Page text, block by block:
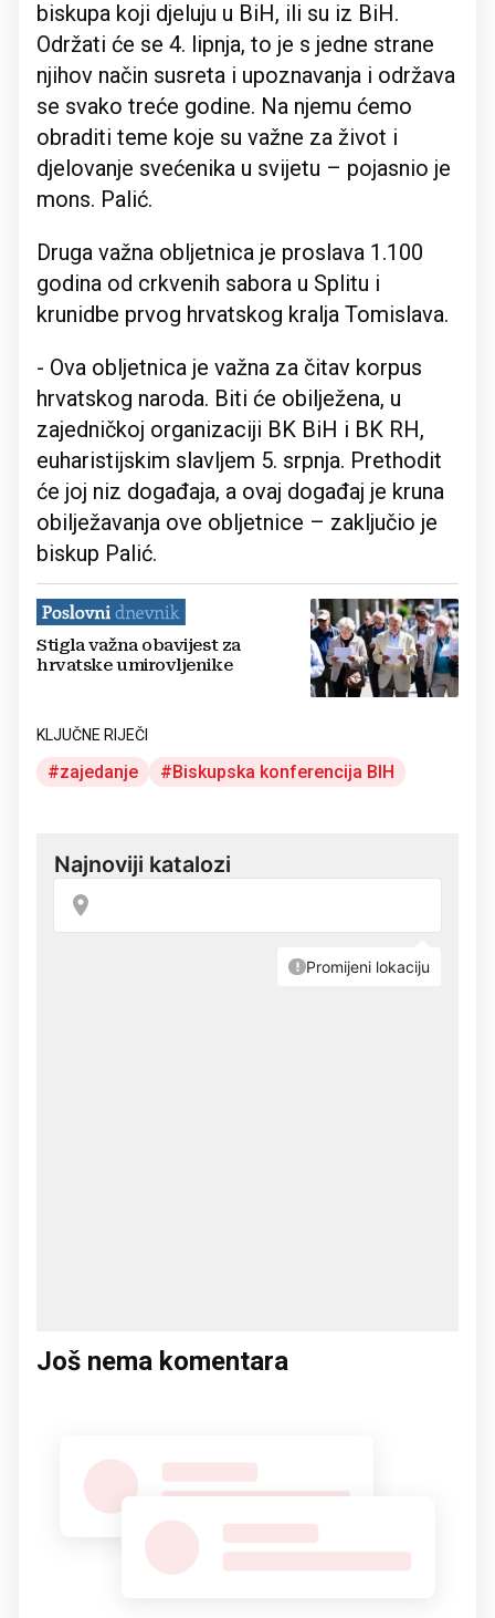
biskupa koji djeluju u BiH, ili su iz BiH.
Održati će se 4. lipnja, to je s jedne strane
njihov način susreta i upoznavanja i održava
se svako treće godine. Na njemu ćemo
obraditi teme koje su važne za život i
djelovanje svećenika u svijetu – pojasnio je
mons. Palić.
Druga važna obljetnica je proslava 1.100
godina od crkvenih sabora u Splitu i
krunidbe prvog hrvatskog kralja Tomislava.
- Ova obljetnica je važna za čitav korpus
hrvatskog naroda. Biti će obilježena, u
zajedničkoj organizaciji BK BiH i BK RH,
euharistijskim slavljem 5. srpnja. Prethodit
će joj niz događaja, a ovaj događaj je kruna
obilježavanja ove obljetnice – zaključio je
biskup Palić.
Stigla važna obavijest za
hrvatske umirovljenike
KLJUČNE RIJEČI
zajedanje Biskupska konferencija BIH
Još nema komentara